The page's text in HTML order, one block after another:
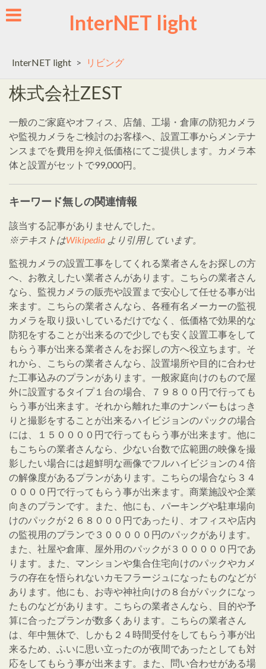
Skip
to
InterNET light
InterNET light > リビング
株式会社ZEST
一般のご家庭やオフィス、店舗、工場・倉庫の防犯カメラ
や監視カメラをご検討のお客様へ、設置工事からメンテナ
ンスまでを費用を抑え低価格にてご提供します。カメラ本
体と設置がセットで99,000円。
キーワード無しの関連情報
該当する記事がありませんでした。
※テキストはWikipedia より引用しています。
監視カメラの設置工事をしてくれる業者さんをお探しの方
へ、お教えしたい業者さんがあります。こちらの業者さん
なら、監視カメラの販売や設置まで安心して任せる事が出
来ます。こちらの業者さんなら、各種有名メーカーの監視
カメラを取り扱いしているだけでなく、低価格で効果的な
防犯をすることが出来るので少しでも安く設置工事をして
もらう事が出来る業者さんをお探しの方へ役立ちます。そ
れから、こちらの業者さんなら、設置場所や目的に合わせ
た工事込みのプランがあります。一般家庭向けのもので屋
外に設置するタイプ１台の場合、７９８００円で行っても
らう事が出来ます。それから離れた車のナンバーもはっき
りと撮影をすることが出来るハイビジョンのパックの場合
には、１５００００円で行ってもらう事が出来ます。他に
もこちらの業者さんなら、少ない台数で広範囲の映像を撮
影したい場合には超鮮明な画像でフルハイビジョンの４倍
の解像度があるプランがあります。こちらの場合なら３４
００００円で行ってもらう事が出来ます。商業施設や企業
向きのプランです。また、他にも、パーキングや駐車場向
けのパックが２６８０００円であったり、オフィスや店内
の監視用のプランで３０００００円のパックがあります。
また、社屋や倉庫、屋外用のパックが３０００００円であ
ります。また、マンションや集合住宅向けのパックやカメ
ラの存在を悟られないカモフラージュになったものなどが
あります。他にも、お寺や神社向けの８台がパックになっ
たものなどがあります。こちらの業者さんなら、目的や予
算に合ったプランが数多くあります。こちらの業者さん
は、年中無休で、しかも２４時間受付をしてもらう事が出
来るため、ふいに思い立ったのが夜間であったとしても対
応をしてもらう事が出来ます。また、問い合わせがある場